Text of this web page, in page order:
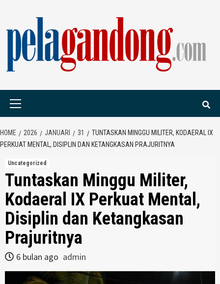
content
HOME 2026 JANUARI 31
TUNTASKAN MINGGU MILITER, KODAERAL IX
PERKUAT MENTAL, DISIPLIN DAN KETANGKASAN PRAJURITNYA
Uncategorized
Tuntaskan Minggu Militer,
Kodaeral IX Perkuat Mental,
Disiplin dan Ketangkasan
Prajuritnya
6 bulan ago admin